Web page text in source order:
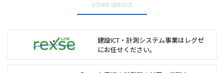
OTHER SERVICE
建設ICT・計測システム事業は レグゼ
にお任せください。